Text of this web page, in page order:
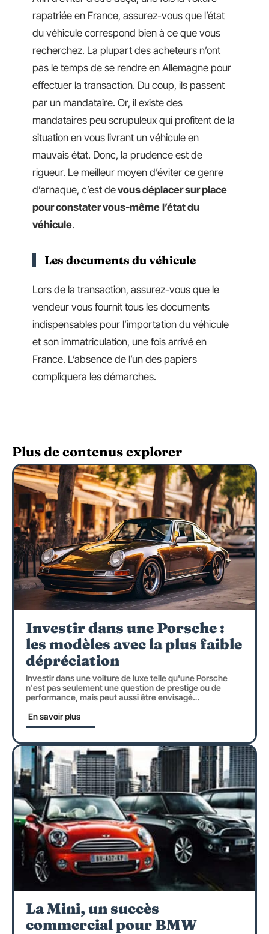
rapatriée en France, assurez-vous que l’état
du véhicule correspond bien à ce que vous
recherchez. La plupart des acheteurs n’ont
pas le temps de se rendre en Allemagne pour
effectuer la transaction. Du coup, ils passent
par un mandataire. Or, il existe des
mandataires peu scrupuleux qui profitent de la
situation en vous livrant un véhicule en
mauvais état. Donc, la prudence est de
rigueur. Le meilleur moyen d’éviter ce genre
d’arnaque, c’est devous déplacer sur place
pour constater vous-même l’état du
véhicule.
Les documents du véhicule
Lors de la transaction, assurez-vous que le
vendeur vous fournit tous les documents
indispensables pour l’importation du véhicule
et son immatriculation, une fois arrivé en
France. L’absence de l’un des papiers
compliquera les démarches.
Plus de contenus explorer
Investir dans une Porsche :
les modèles avec la plus faible
dépréciation
Investir dans une voiture de luxe telle qu'une Porsche
n'est pas seulement une question de prestige ou de
performance, mais peut aussi être envisagé…
En savoir plus
La Mini, un succès
commercial pour BMW